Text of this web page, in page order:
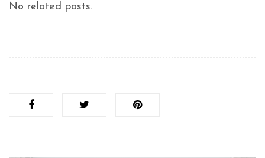
No related posts.